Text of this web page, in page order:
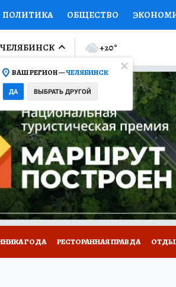
ПОЛИТИКА ОБЩЕСТВО
ПРОИСШЕСТВИЯ
ОТКРЫВАЕМ МИР Я ЗНАЮ СЕМЬЯ
СЕРИАЛЫ
КОЛЛЕКЦИИ КОНКУРСЫ
ЧЕЛЯБИНСК
ВАШ РЕГИОН —ЧЕЛЯБИНСК
ДА ВЫБРАТЬ ДРУГОЙ
+20°
ГОДА РЕСТОРАННАЯ ПРАВДА